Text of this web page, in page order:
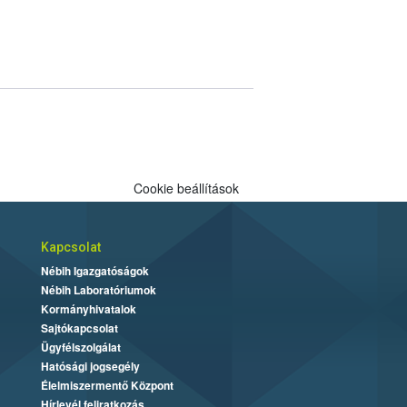
Cookie beállítások
Kapcsolat
Nébih Igazgatóságok
Nébih Laboratóriumok
Kormányhivatalok
Sajtókapcsolat
Ügyfélszolgálat
Hatósági jogsegély
Élelmiszermentő Központ